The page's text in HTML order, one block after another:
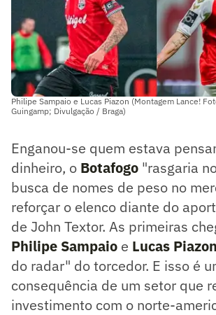
Philipe Sampaio e Lucas Piazon (Montagem Lance!
Guingamp; Divulgação / Braga)
Enganou-se quem estava
dinheiro, o Botafogo "rasgaria
busca de nomes de peso no
reforçar o elenco diante do
de John Textor. As primeiras
Philipe Sampaio e Lucas Piazon
do radar" do torcedor. E isso é
consequência de um setor que
investimento com o norte-